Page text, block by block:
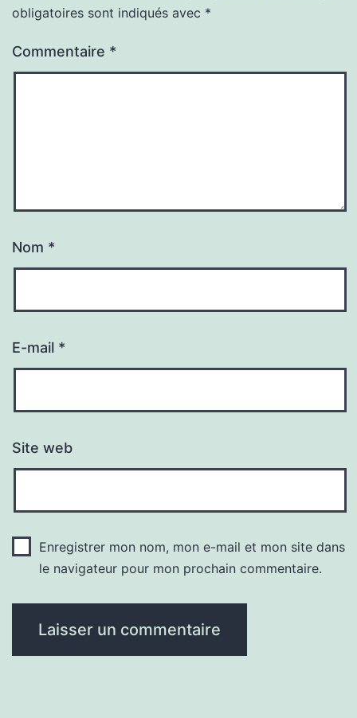
obligatoires sont indiqués avec *
Commentaire *
Nom *
E-mail *
Site web
Enregistrer mon nom, mon e-mail et mon site dans
le navigateur pour mon prochain commentaire.